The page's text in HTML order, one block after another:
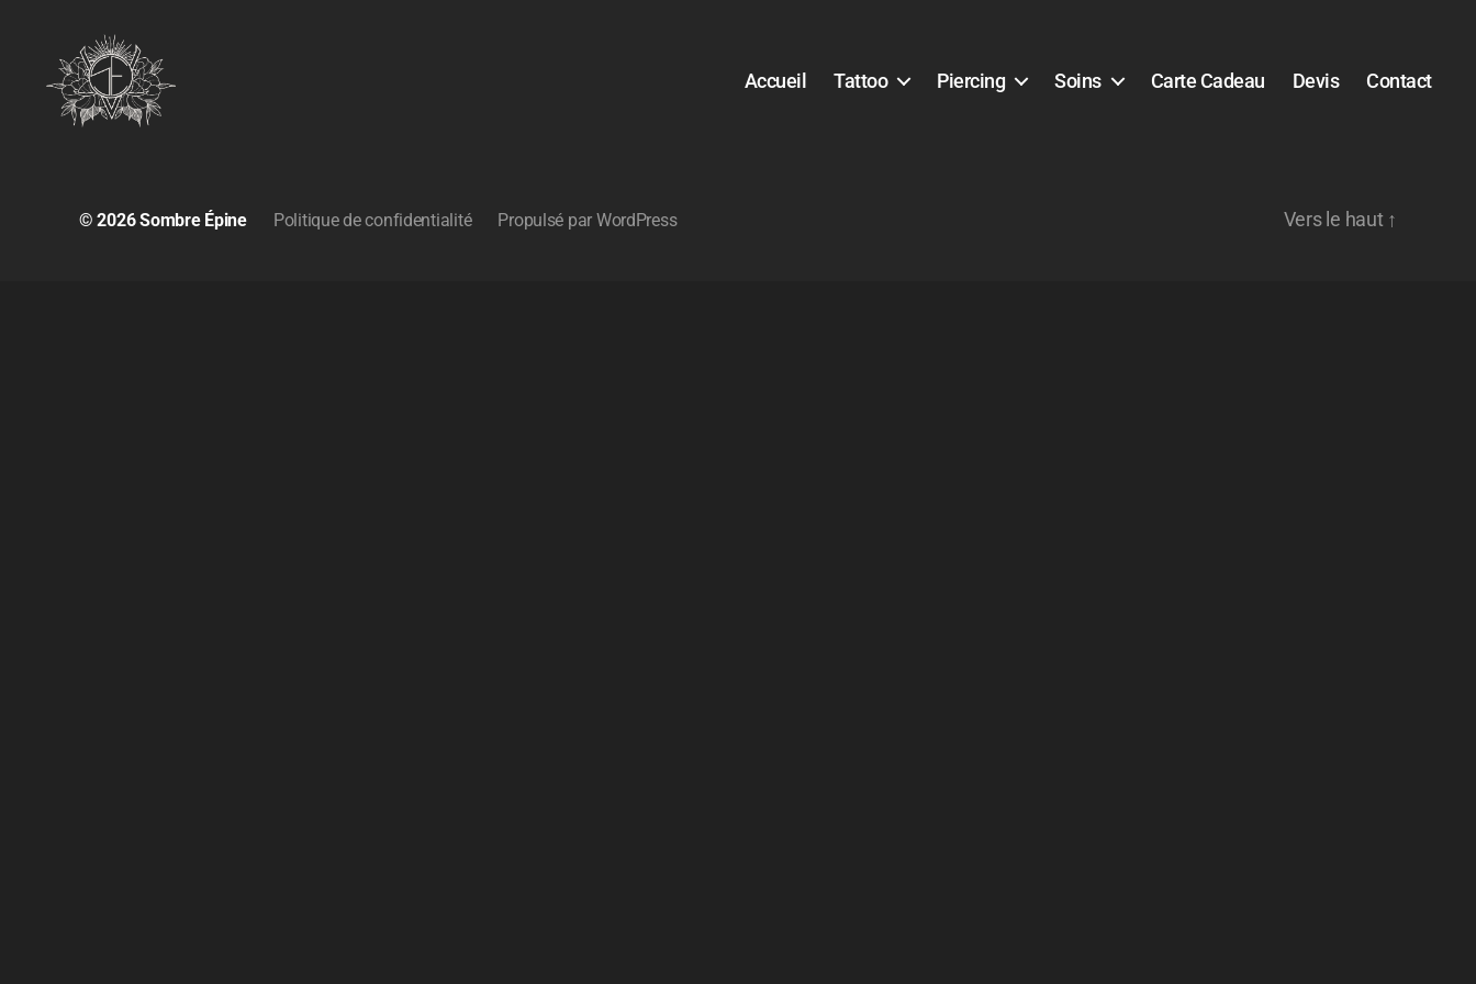
Accueil Tattoo Piercing Soins Carte Cadeau Devis Contact
© 2026Sombre Épine Politique de confidentialité Propulsé par WordPress Vers le haut ↑